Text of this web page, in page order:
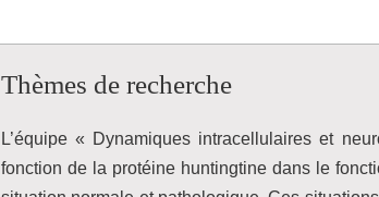
Thèmes de recherche
L’équipe « Dynamiques intracellulaires et
fonction de la protéine huntingtine dans le